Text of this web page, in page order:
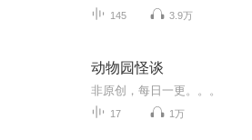
145 3.9万
动物园怪谈
非原创，每日一更。。。
17 1万